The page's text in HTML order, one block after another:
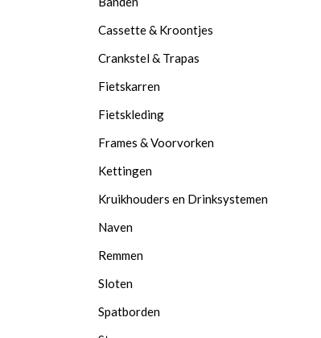
Cassette & Kroontjes
Crankstel & Trapas
Fietskarren
Fietskleding
Frames & Voorvorken
Kettingen
Kruikhouders en Drinksystemen
Naven
Remmen
Sloten
Spatborden